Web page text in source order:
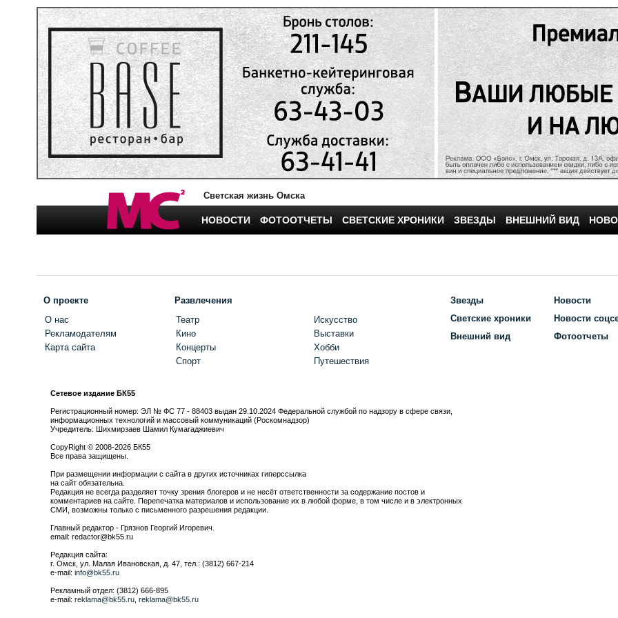
Светская жизнь Омска
НОВОСТИ ФОТООТЧЕТЫ СВЕТСКИЕ ХРОНИКИ ЗВЕЗДЫ ВНЕШНИЙ ВИД
О проекте
О нас
Рекламодателям
Карта сайта
Развлечения
Театр
Кино
Концерты
Спорт
Искусство
Выставки
Хобби
Путешествия
Звезды
Светские хроники
Внешний вид
Новости
Новости
Фотоотчеты
Сетевое издание БК55
Регистрационный номер: ЭЛ № ФС 77 - 88403 выдан 29.10.2024 Федеральной службой по надзору в сфере связи,
информационных технологий и массовый коммуникаций (Роскомнадзор)
Учредитель: Шихмирзаев Шамил Кумагаджиевич
CopyRight © 2008-2026 БК55
Все права защищены.
При размещении информации с сайта в других источниках гиперссылка
на сайт обязательна.
Редакция не всегда разделяет точку зрения блогеров и не несёт ответственности за содержание постов и
комментариев на сайте. Перепечатка материалов и использование их в любой форме, в том числе и в электронных
СМИ, возможны только с письменного разрешения редакции.
Главный редактор - Грязнов Георгий Игоревич.
email: redactor@bk55.ru
Редакция сайта:
г. Омск, ул. Малая Ивановская, д. 47, тел.: (3812) 667-214
e-mail: info@bk55.ru
Рекламный отдел: (3812) 666-895
e-mail: reklama@bk55.ru reklama@bk55.ru